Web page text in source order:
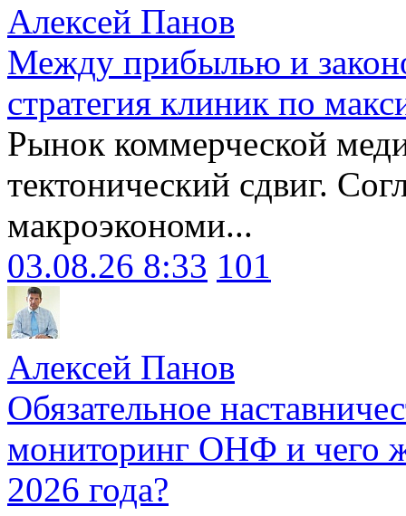
Алексей Панов
Между прибылью и
стратегия клиник по
Рынок коммерческой
тектонический сдвиг.
макроэкономи...
03.08.26 8:33 101
Алексей Панов
Обязательное
мониторинг ОНФ и чего
2026 года?